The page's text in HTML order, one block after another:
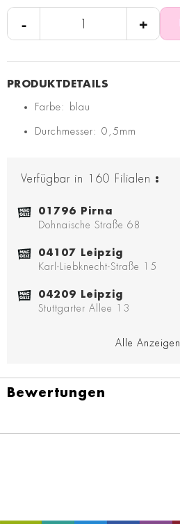
- +
Farbe: blau
Durchmesser: 0,5mm
Verfügbar in 160 Filialen :
01796 Pirna
Dohnaische Straße 68
04107 Leipzig
Karl-Liebknecht-Straße 15
04209 Leipzig
Stuttgarter Allee 13
Alle Anzeigen
Bewertungen